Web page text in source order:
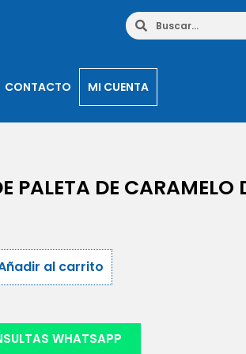
CONTACTO MI CUENTA
PALETA DE CARAMELO
al carrito
WHATSAPP